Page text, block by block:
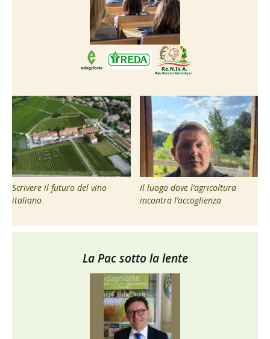
Scrivere il futuro del vino
italiano
Il luogo dove l’agricoltura
incontra l’accoglienza
La Pac sotto la lente